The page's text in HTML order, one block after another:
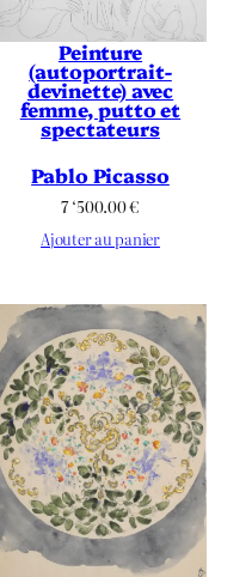
Peinture
(autoportrait-
devinette) avec
femme, putto et
spectateurs
Pablo Picasso
7 ‘500.00€
Ajouter au panier